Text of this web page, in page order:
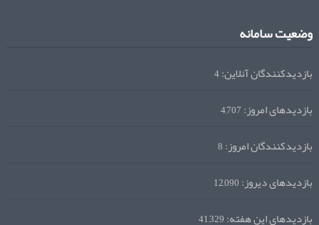
وضعیت سامانه
بازدیدکنندگان آنلاین:4
بازدیدهای امروز:4,707
بازدیدکنندگان امروز:8
بازدیدهای دیروز:12,090
بازدیدهای این هفته:41,329